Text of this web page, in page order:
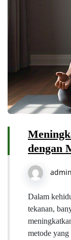
dengan
admin
Dalam
tekanan,
metode